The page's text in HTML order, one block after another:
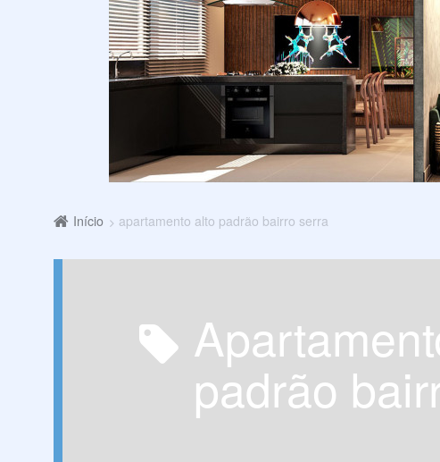
Início apartamento alto padrão bairro serra
apartamento alto
padrão